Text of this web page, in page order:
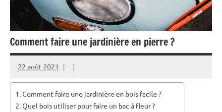
Comment faire une jardinière en pierre ?
22 août 2021
Comment faire une jardinière en bois facile ?
Quel bois utiliser pour faire un bac à fleur ?